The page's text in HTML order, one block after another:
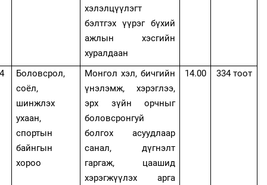
хэлэлцүүлэгт
бэлтгэх үүрэг бүхий
ажлын хэсгийн
хуралдаан
4
Боловсрол,
соёл,
шинжлэх
ухаан,
спортын
байнгын
хороо
Монгол хэл, бичгийн
үнэлэмж, хэрэглээ,
эрх зүйн орчныг
боловсронгуй
болгох асуудлаар
санал, дүгнэлт
гаргаж, цаашид
хэрэгжүүлэх арга
14.00 334 тоот